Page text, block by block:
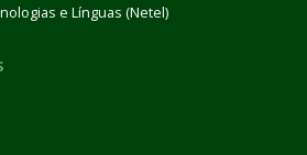
e Línguas (Netel)